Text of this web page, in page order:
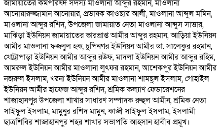
জামায়াতের কর্মপরিষদ সদস্য মাওলানা আব্দুর রহমান, মাওলানা
আনোয়ারুজ্জামান আনোয়ার, প্রভাষক কাওছার আলী, মাওলানা আব্দুল মমিন,
মাওলানা আব্দুর রশিদ, উপজেলা জামায়াত নেতা মাওলানা আব্দুস সাত্তার,
মাঝিড়া ইউনিয়ন জামায়াতের ভারপ্রাপ্ত আমীর আব্দুর রহমান, আড়িয়া ইউনিয়ন
আমীর মাওলানা ফজলুল হক, চুপিনগর ইউনিয়ন আমীর ডা. সালেকুর রহমান,
খোট্রাপাড়া ইউনিয়ন আমীর আব্দুর রউফ, মাদলা ইউনিয়ন আমীর আব্দুর রহিম,
আমরুল ইউনিয়ন আমীর মাওলানা লুৎফর রহমান, আশেকপুর ইউনিয়ন আমীর
নজরুল ইসলাম, খরনা ইউনিয়ন আমীর মাওলানা শামছুল ইসলাম, গোহাইল
ইউনিয়ন আমীর হাফেজ আব্দুর রশিদ, শ্রমিক কল্যাণ ফেডারেশনের
শাজাহানপুর উপজেলা শাখার সাধারণ সম্পাদক রুহুল আমীন, শ্রমিক নেতা
সাইফুল ইসলাম, মামুনুর রশিদ মামুন, কাজী সাইফুল ইসলাম, ইসলামী
ছাত্রশিবির শাজাহানপুর শহর শাখার সভাপতি আহসান হাবীব প্রমূখ।